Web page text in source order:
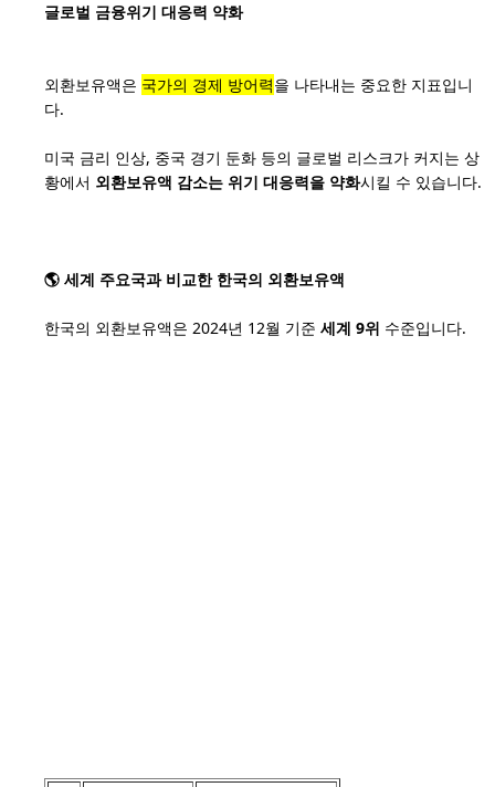
글로벌 금융위기 대응력 약화
외환보유액은 국가의 경제 방어력을 나타내는 중요한 지표입니
다.
미국 금리 인상, 중국 경기 둔화 등의 글로벌 리스크가 커지는 상
황에서 외환보유액 감소는 위기 대응력을 약화시킬 수 있습니다.
🌎 세계 주요국과 비교한 한국의 외환보유액
한국의 외환보유액은 2024년 12월 기준 세계 9위 수준입니다.